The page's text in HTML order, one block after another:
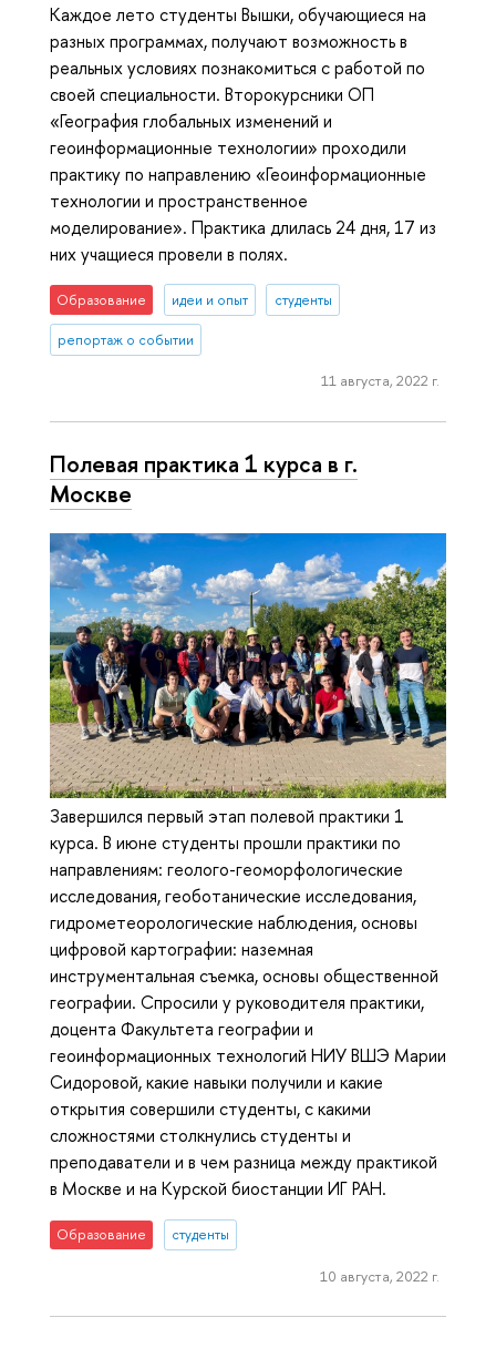
Каждое лето студенты Вышки, обучающиеся на
разных программах, получают возможность в
реальных условиях познакомиться с работой по
своей специальности. Второкурсники ОП
«География глобальных изменений и
геоинформационные технологии» проходили
практику по направлению «Геоинформационные
технологии и пространственное
моделирование». Практика длилась 24 дня, 17 из
них учащиеся провели в полях.
Образование идеи и опыт студенты
репортаж о событии
11 августа, 2022 г.
Полевая практика 1 курса в г.
Москве
Завершился первый этап полевой практики 1
курса. В июне студенты прошли практики по
направлениям: геолого-геоморфологические
исследования, геоботанические исследования,
гидрометеорологические наблюдения, основы
цифровой картографии: наземная
инструментальная съемка, основы общественной
географии. Спросили у руководителя практики,
доцента Факультета географии и
геоинформационных технологий НИУ ВШЭ Марии
Сидоровой, какие навыки получили и какие
открытия совершили студенты, с какими
сложностями столкнулись студенты и
преподаватели и в чем разница между практикой
в Москве и на Курской биостанции ИГ РАН.
Образование студенты
10 августа, 2022 г.